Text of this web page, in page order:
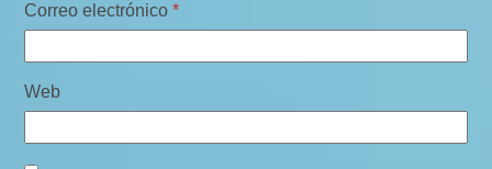
Correo electrónico*
Web